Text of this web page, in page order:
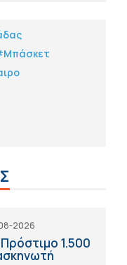
2026
1.500